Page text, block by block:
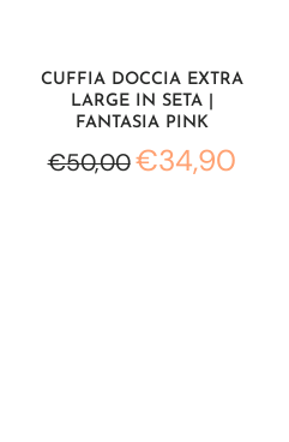
CUFFIA DOCCIA EXTRA
LARGE IN SETA |
FANTASIA PINK
€50,00€34,90